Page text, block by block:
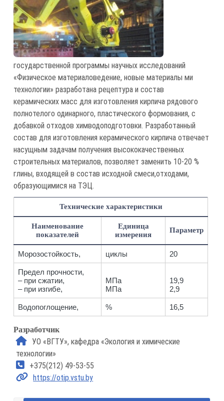
государственной программы научных исследований
«Физическое материаловедение, новые материалы ми
технологии» разработана рецептура и состав
керамических масс для изготовления кирпича рядового
полнотелого одинарного, пластического формования, с
добавкой отходов химводоподготовки. Разработанный
состав для изготовления керамического кирпича отвечает
насущным задачам получения высококачественных
строительных материалов, позволяет заменить 10-20 %
глины, входящей в состав исходной смеси,отходами,
образующимися на ТЭЦ.
Технические характеристики
Наименование
показателей
Единица
измерения
Параметр
Морозостойкость, циклы 20
Предел прочности,
– при сжатии,
– при изгибе,
МПа
МПа
19,9
2,9
Водопоглощение, % 16,5
Разработчик
УО «ВГТУ», кафедра «Экология и химические
технологии»
+375(212) 49-53-55
https://otip.vstu.by